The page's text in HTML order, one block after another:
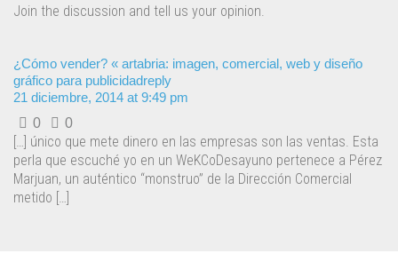
Join the discussion and tell us your opinion.
¿Cómo vender? « artabria: imagen, comercial, web y diseño
gráfico para publicidadreply
21 diciembre, 2014 at 9:49 pm
0
0
[…] único que mete dinero en las empresas son las ventas. Esta
perla que escuché yo en un WeKCoDesayuno pertenece a Pérez
Marjuan, un auténtico “monstruo” de la Dirección Comercial
metido […]